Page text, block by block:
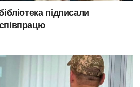
підписали